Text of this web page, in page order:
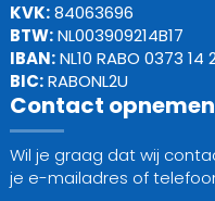
KVK:84063696
BTW:NL003909214B17
IBAN:NL10 RABO 0373 14
BIC:RABONL2U
Contact opnemen
Wil je graag dat wij
je e-mailadres of